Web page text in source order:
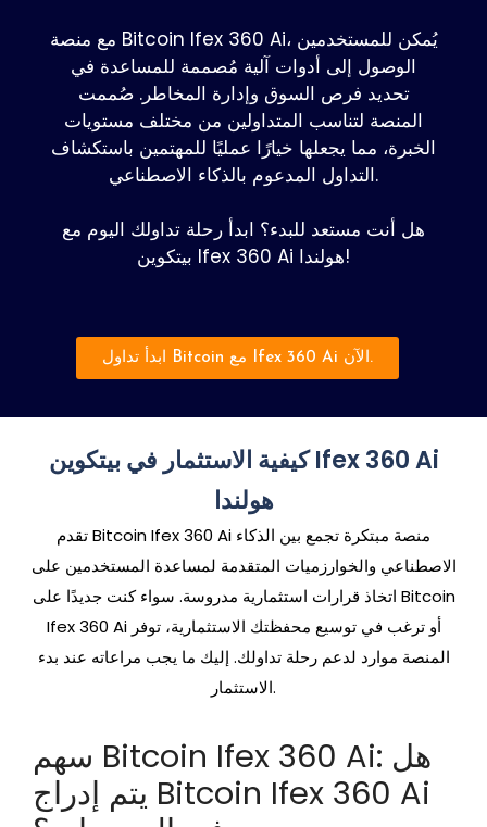
مع منصة Bitcoin Ifex 360 Ai، يُمكن للمستخدمين
الوصول إلى أدوات آلية مُصممة للمساعدة في
تحديد فرص السوق وإدارة المخاطر. صُممت
المنصة لتناسب المتداولين من مختلف مستويات
الخبرة، مما يجعلها خيارًا عمليًا للمهتمين باستكشاف
التداول المدعوم بالذكاء الاصطناعي.
هل أنت مستعد للبدء؟ ابدأ رحلة تداولك اليوم مع
بيتكوين Ifex 360 Ai هولندا!
ابدأ تداول Bitcoin مع Ifex 360 Ai الآن.
كيفية الاستثمار في بيتكوين Ifex 360 Ai
هولندا
تقدم Bitcoin Ifex 360 Ai منصة مبتكرة تجمع بين الذكاء
الاصطناعي والخوارزميات المتقدمة لمساعدة المستخدمين على
اتخاذ قرارات استثمارية مدروسة. سواء كنت جديدًا على Bitcoin
Ifex 360 Ai أو ترغب في توسيع محفظتك الاستثمارية، توفر
المنصة موارد لدعم رحلة تداولك. إليك ما يجب مراعاته عند بدء
الاستثمار.
سهم Bitcoin Ifex 360 Ai: هل
يتم إدراج Bitcoin Ifex 360 Ai